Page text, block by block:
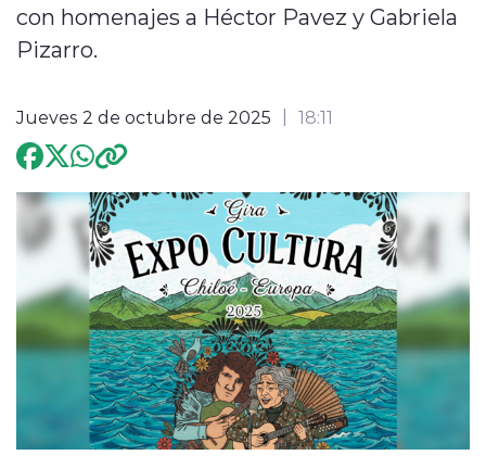
Programación
con homenajes a Héctor Pavez y Gabriela
Pizarro.
Jueves 2 de octubre de 2025 18:11